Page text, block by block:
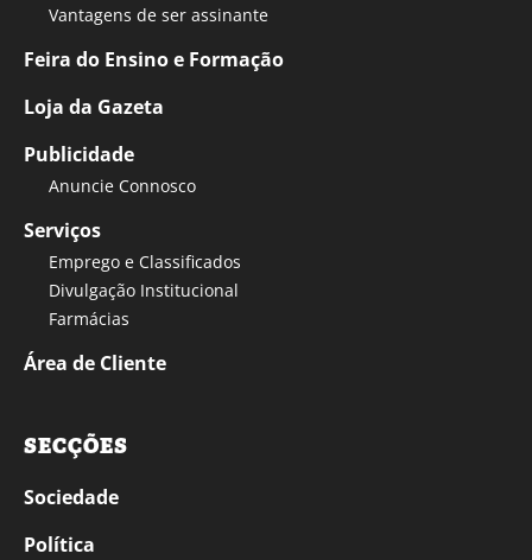
Vantagens de ser assinante
Feira do Ensino e Formação
Loja da Gazeta
Publicidade
Anuncie Connosco
Serviços
Emprego e Classificados
Divulgação Institucional
Farmácias
Área de Cliente
SECÇÕES
Sociedade
Política